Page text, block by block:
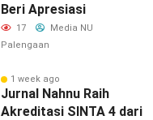
Beri Apresiasi
17
Media NU
Palengaan
1 week ago
Jurnal Nahnu Raih
Akreditasi SINTA 4 dari